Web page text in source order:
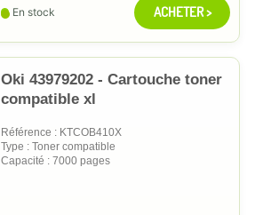
En stock ACHETER >
Oki 43979202 - Cartouche toner
compatible xl
Référence : KTCOB410X
Type : Toner compatible
Capacité : 7000 pages